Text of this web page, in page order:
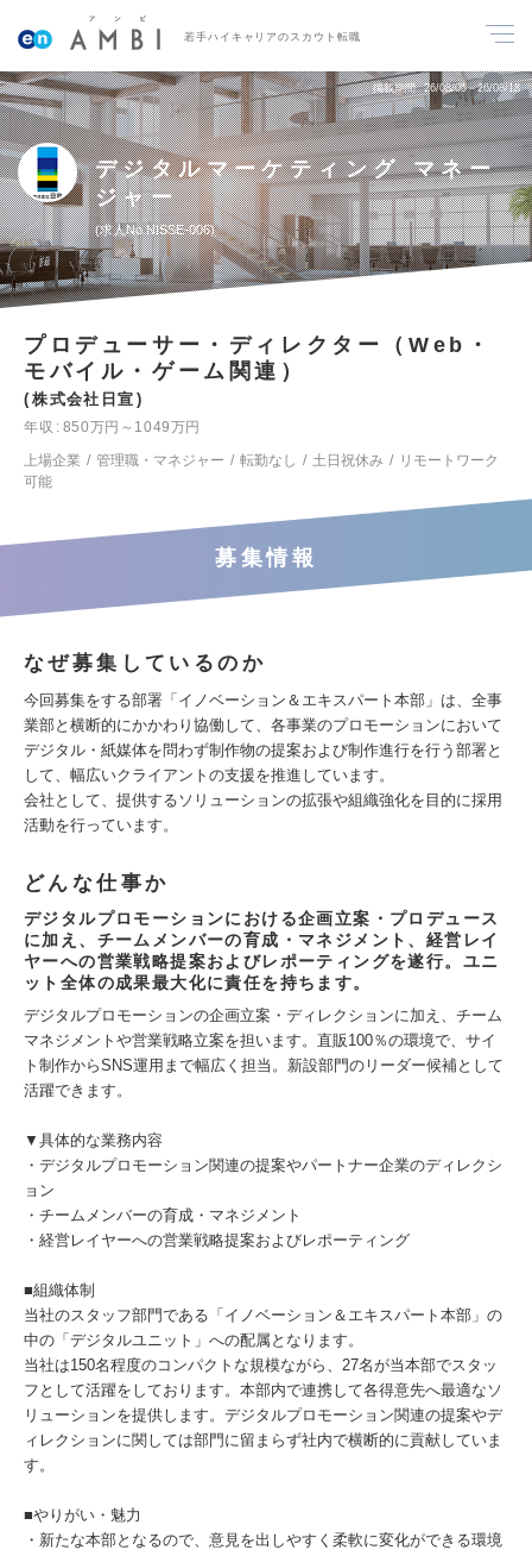
若手ハイキャリアのスカウト転職
掲載期間 26/08/05～26/08/18
デジタルマーケティング マネー
ジャー
求人No.NISSE-006
プロデューサー・ディレクター（Web・
モバイル・ゲーム関連）
株式会社日宣
年収
850万円～1049万円
上場企業
管理職・マネジャー 転勤なし 土日祝休み
リモートワーク
可能
募集情報
なぜ募集しているのか
今回募集をする部署「イノベーション＆エキスパート本部」は、全事
業部と横断的にかかわり協働して、各事業のプロモーションにおいて
デジタル・紙媒体を問わず制作物の提案および制作進行を行う部署と
して、幅広いクライアントの支援を推進しています。
会社として、提供するソリューションの拡張や組織強化を目的に採用
活動を行っています。
どんな仕事か
デジタルプロモーションにおける企画立案・プロデュース
に加え、チームメンバーの育成・マネジメント、経営レイ
ヤーへの営業戦略提案およびレポーティングを遂行。ユニ
ット全体の成果最大化に責任を持ちます。
デジタルプロモーションの企画立案・ディレクションに加え、チーム
マネジメントや営業戦略立案を担います。直販100％の環境で、サイ
ト制作からSNS運用まで幅広く担当。新設部門のリーダー候補として
活躍できます。
▼具体的な業務内容
・デジタルプロモーション関連の提案やパートナー企業のディレクシ
ョン
・チームメンバーの育成・マネジメント
・経営レイヤーへの営業戦略提案およびレポーティング
■組織体制
当社のスタッフ部門である「イノベーション＆エキスパート本部」の
中の「デジタルユニット」への配属となります。
当社は150名程度のコンパクトな規模ながら、27名が当本部でスタッ
フとして活躍をしております。本部内で連携して各得意先へ最適なソ
リューションを提供します。デジタルプロモーション関連の提案やデ
ィレクションに関しては部門に留まらず社内で横断的に貢献していま
す。
■やりがい・魅力
・新たな本部となるので、意見を出しやすく柔軟に変化ができる環境